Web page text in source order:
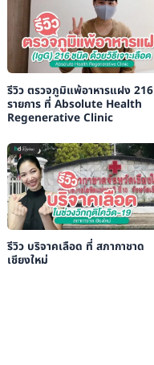
รีวิว ตรวจภูมิแพ้อาหารแฝง 216
รายการ ที่ Absolute Health
Regenerative Clinic
รีวิว บริจาคเลือด ที่ สภากาชาด
เชียงใหม่